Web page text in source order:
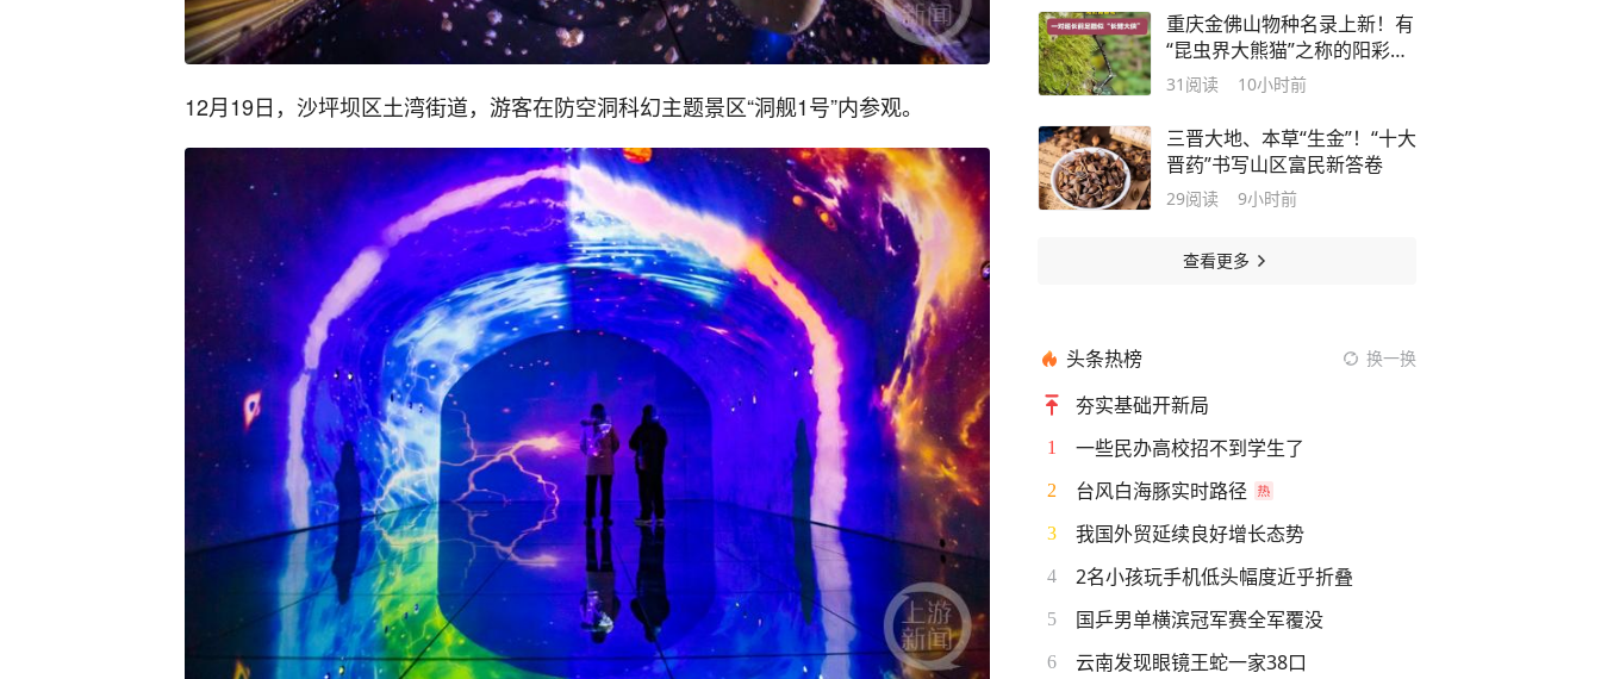
12月19日，沙坪坝区土湾街道，游客在防空洞科幻主题景区“洞舰1号”内参观。
除手术
重庆金佛山物种名录上新！有
“昆虫界大熊猫”之称的阳彩臂
金龟首次被记录
31 阅读 10小时前
三晋大地、本草“生金”！“十大
晋药”书写山区富民新答卷
29阅读 9小时前
查看更多
头条热榜 换一换
夯实基础开新局
1 一些民办高校招不到学生了
2 台风白海豚实时路径
3 我国外贸延续良好增长态势
4 2名小孩玩手机低头幅度近乎折叠
5 国乒男单横滨冠军赛全军覆没
6 云南发现眼镜王蛇一家38口